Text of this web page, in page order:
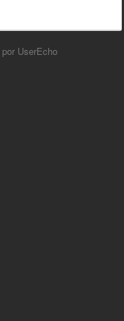
por UserEcho